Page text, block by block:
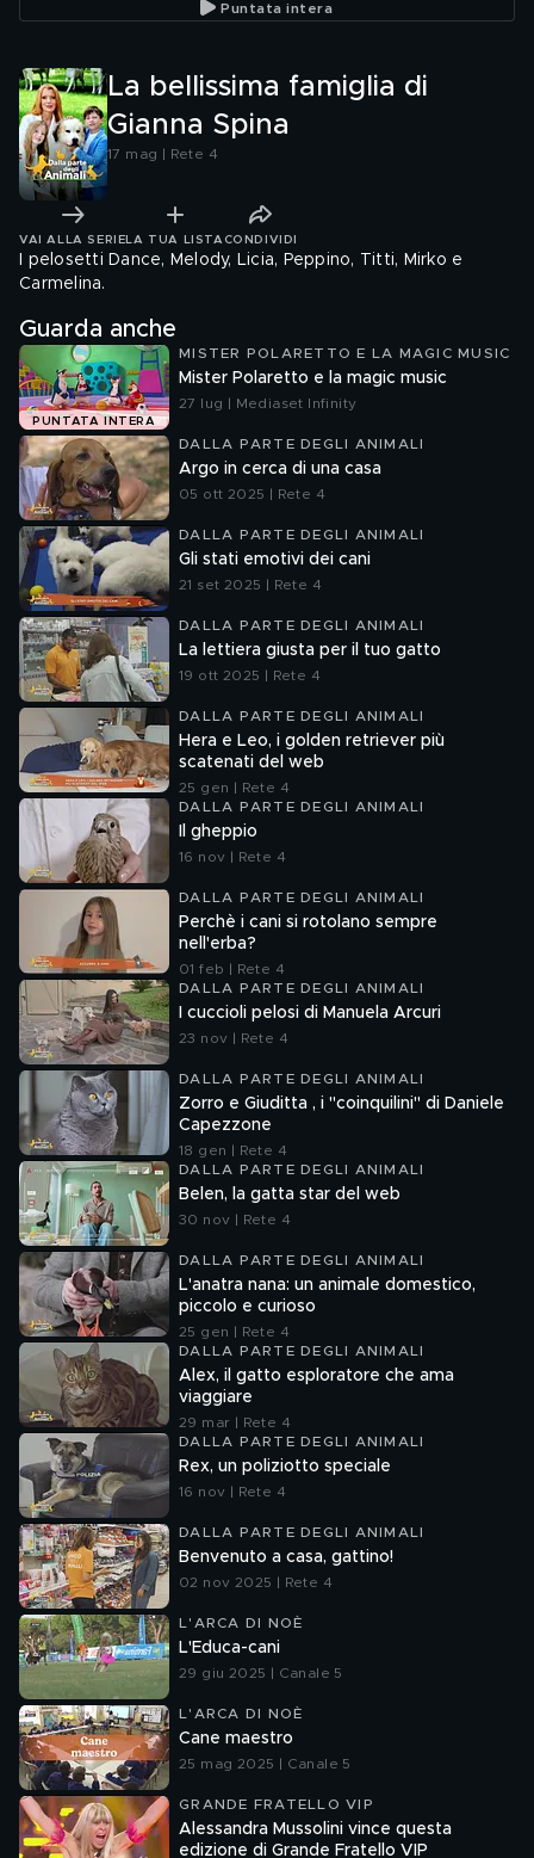
Puntata intera
La bellissima famiglia di
Gianna Spina
17 mag | Rete 4
VAI ALLA SERIE LA TUA LISTA CONDIVIDI
I pelosetti Dance, Melody, Licia, Peppino, Titti, Mirko e
Carmelina.
Guarda anche
PUNTATA INTERA
MISTER POLARETTO E LA MAGIC MUSIC
Mister Polaretto e la magic music
27 lug | Mediaset Infinity
DALLA PARTE DEGLI ANIMALI
Argo in cerca di una casa
05 ott 2025 | Rete 4
DALLA PARTE DEGLI ANIMALI
Gli stati emotivi dei cani
21 set 2025 | Rete 4
DALLA PARTE DEGLI ANIMALI
La lettiera giusta per il tuo gatto
19 ott 2025 | Rete 4
DALLA PARTE DEGLI ANIMALI
Hera e Leo, i golden retriever più
scatenati del web
25 gen | Rete 4
DALLA PARTE DEGLI ANIMALI
Il gheppio
16 nov | Rete 4
DALLA PARTE DEGLI ANIMALI
Perchè i cani si rotolano sempre
nell'erba?
01 feb | Rete 4
DALLA PARTE DEGLI ANIMALI
I cuccioli pelosi di Manuela Arcuri
23 nov | Rete 4
DALLA PARTE DEGLI ANIMALI
Zorro e Giuditta , i "coinquilini" di Daniele
Capezzone
18 gen | Rete 4
DALLA PARTE DEGLI ANIMALI
Belen, la gatta star del web
30 nov | Rete 4
DALLA PARTE DEGLI ANIMALI
L'anatra nana: un animale domestico,
piccolo e curioso
25 gen | Rete 4
DALLA PARTE DEGLI ANIMALI
Alex, il gatto esploratore che ama
viaggiare
29 mar | Rete 4
DALLA PARTE DEGLI ANIMALI
Rex, un poliziotto speciale
16 nov | Rete 4
DALLA PARTE DEGLI ANIMALI
Benvenuto a casa, gattino!
02 nov 2025 | Rete 4
L'ARCA DI NOÈ
L'Educa-cani
29 giu 2025 | Canale 5
L'ARCA DI NOÈ
Cane maestro
25 mag 2025 | Canale 5
GRANDE FRATELLO VIP
Alessandra Mussolini vince questa
edizione di Grande Fratello VIP